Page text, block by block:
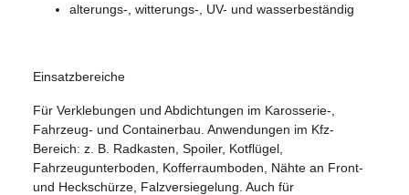
alterungs-, witterungs-, UV- und wasserbeständig
Einsatzbereiche
Für Verklebungen und Abdichtungen im Karosserie-,
Fahrzeug- und Containerbau. Anwendungen im Kfz-
Bereich: z. B. Radkasten, Spoiler, Kotflügel,
Fahrzeugunterboden, Kofferraumboden, Nähte an Front-
und Heckschürze, Falzversiegelung. Auch für